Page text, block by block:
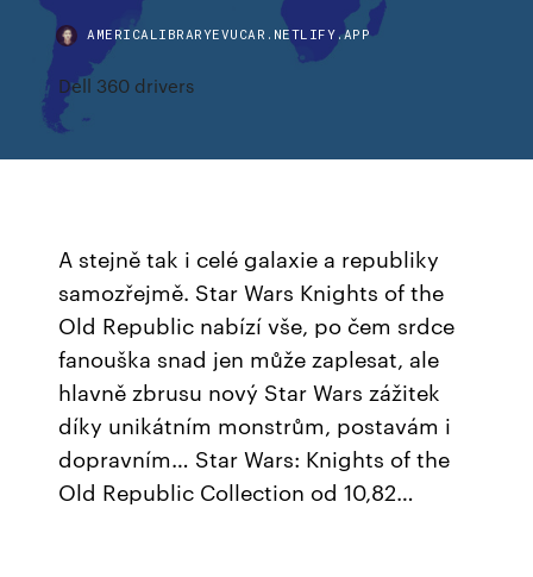
AMERICALIBRARYEVUCAR.NETLIFY.APP
Dell 360 drivers
A stejně tak i celé galaxie a republiky
samozřejmě. Star Wars Knights of the
Old Republic nabízí vše, po čem srdce
fanouška snad jen může zaplesat, ale
hlavně zbrusu nový Star Wars zážitek
díky unikátním monstrům, postavám i
dopravním… Star Wars: Knights of the
Old Republic Collection od 10,82…